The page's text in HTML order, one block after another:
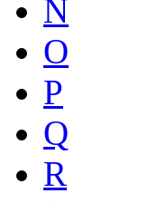
N
O
P
Q
R